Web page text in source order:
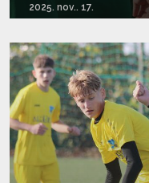
2025. nov.. 17.